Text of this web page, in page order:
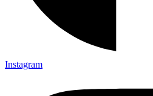
Instagram